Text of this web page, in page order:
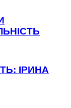
ІРИНА